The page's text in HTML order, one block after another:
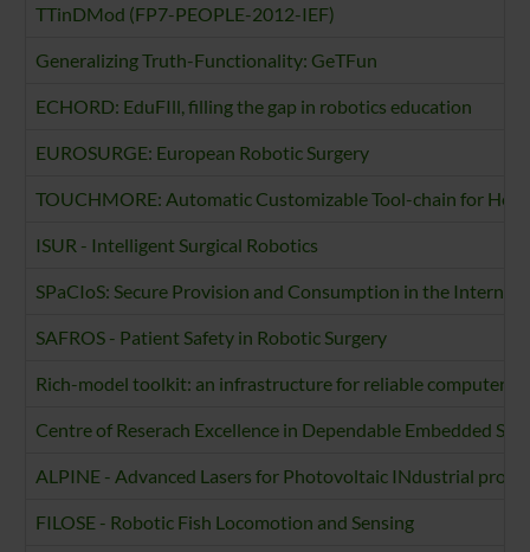
TTinDMod (FP7-PEOPLE-2012-IEF)
Generalizing Truth-Functionality: GeTFun
ECHORD: EduFIll, filling the gap in robotics education
EUROSURGE: European Robotic Surgery
TOUCHMORE: Automatic Customizable Tool-chain for
ISUR - Intelligent Surgical Robotics
SPaCIoS: Secure Provision and Consumption in the Internet
SAFROS - Patient Safety in Robotic Surgery
Rich-model toolkit: an infrastructure for reliable computer
Centre of Reserach Excellence in Dependable Embedded
ALPINE - Advanced Lasers for Photovoltaic INdustrial
FILOSE - Robotic Fish Locomotion and Sensing